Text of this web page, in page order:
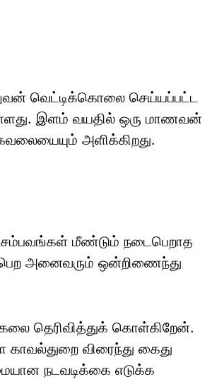
வெட்டிக்கொலை செய்யப்பட்ட
இளம் வயதில் ஒரு மாணவன்
அளிக்கிறது.
மீண்டும் நடைபெறாத
அனைவரும் ஒன்றிணைந்து
தெரிவித்துக் கொள்கிறேன்.
விரைந்து கைது
நடவடிக்கை எடுக்க